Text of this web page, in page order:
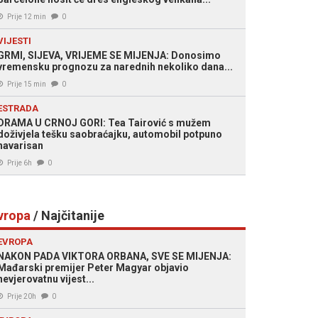
Prije 12 min 0
SIJEVA, VRIJEME SE MIJENJA: Donosimo
prognozu za narednih nekoliko dana...
Prije 15 min 0
U CRNOJ GORI: Tea Tairović s mužem
tešku saobraćajku, automobil potpuno
Prije 6h 0
/ Najčitanije
PADA VIKTORA ORBANA, SVE SE MIJENJA:
premijer Peter Magyar objavio
vijest...
Prije 20h 0